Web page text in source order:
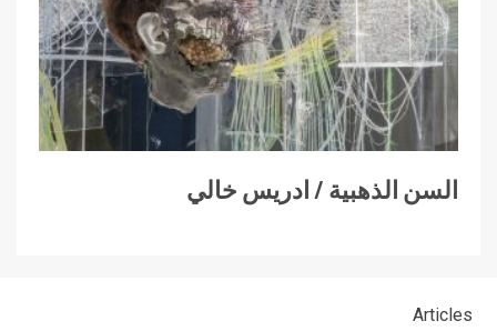
السن الذهبية / ادريس خالي
Articles